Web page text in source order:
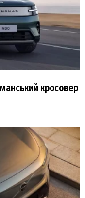
кросовер